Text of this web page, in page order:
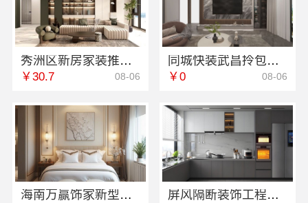
秀洲区新房家装推荐嘉兴锦居装饰材料有限公司
￥30.7 08-06
同城快装武昌拎包入住智能装修
￥0 08-06
海南万赢饰家新型建筑材料有限公：直营装修成本透明管控 屏风隔断装饰工程意式极简案例——江苏东钢金属家居有限公司